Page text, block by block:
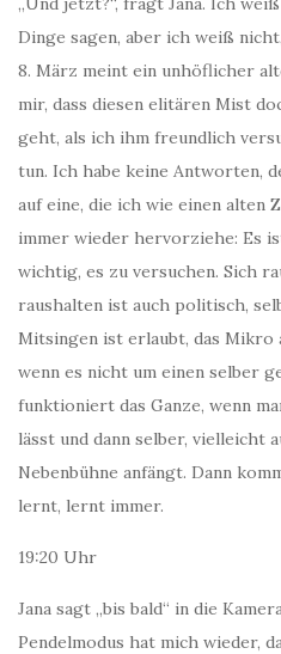
Dinge sagen, aber ich weiß
8. März meint ein unhöflicher
mir, dass diesen elitären Mist
geht, als ich ihm freundlich
tun. Ich habe keine Antworten,
auf eine, die ich wie einen alten
immer wieder hervorziehe: Es
wichtig, es zu versuchen. Sich
raushalten ist auch politisch,
Mitsingen ist erlaubt, das Mikro
wenn es nicht um einen selber
funktioniert das Ganze, wenn
lässt und dann selber, vielleicht
Nebenbühne anfängt. Dann
lernt, lernt immer.
19:20 Uhr
Jana sagt „bis bald“ in die
Pendelmodus hat mich wieder,